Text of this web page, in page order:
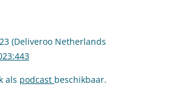
(Deliveroo Netherlands
als podcast beschikbaar.